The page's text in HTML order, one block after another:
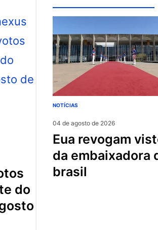
do
NOTÍCIAS
04 de agosto de 2026
eua revogam visto
da embaixadora
brasil